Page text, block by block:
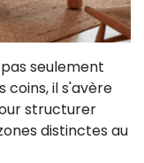
seulement
coins, il s'avère
structurer
distinctes au